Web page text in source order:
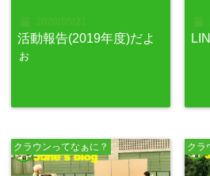
活動報告(2019年度)だよ
ぉ
クラウンってなぁに？ クラ